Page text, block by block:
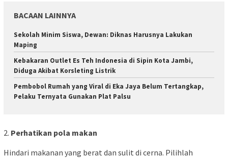
BACAAN LAINNYA
Sekolah Minim Siswa, Dewan: Diknas Harusnya Lakukan
Maping
Kebakaran Outlet Es Teh Indonesia di Sipin Kota Jambi,
Diduga Akibat Korsleting Listrik
Pembobol Rumah yang Viral di Eka Jaya Belum Tertangkap,
Pelaku Ternyata Gunakan Plat Palsu
2. Perhatikan pola makan
Hindari makanan yang berat dan sulit di cerna. Pilihlah